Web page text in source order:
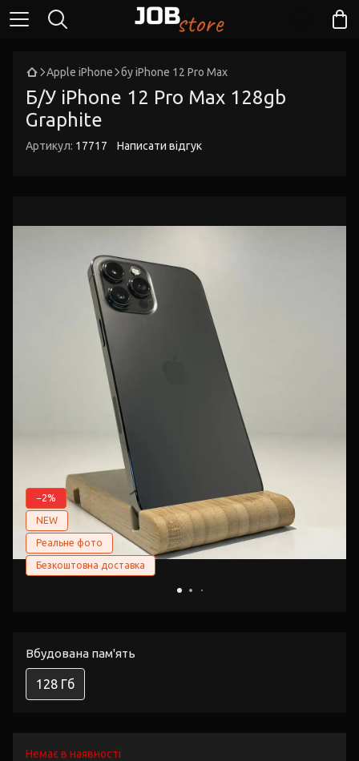
Apple iPhone бу iPhone 12 Pro Max
Б/У iPhone 12 Pro Max 128gb
Graphite
Артикул: 17717 Написати відгук
−2%
NEW
Реальне фото
Безкоштовна доставка
Вбудована пам'ять
128 Гб
Немає в наявності